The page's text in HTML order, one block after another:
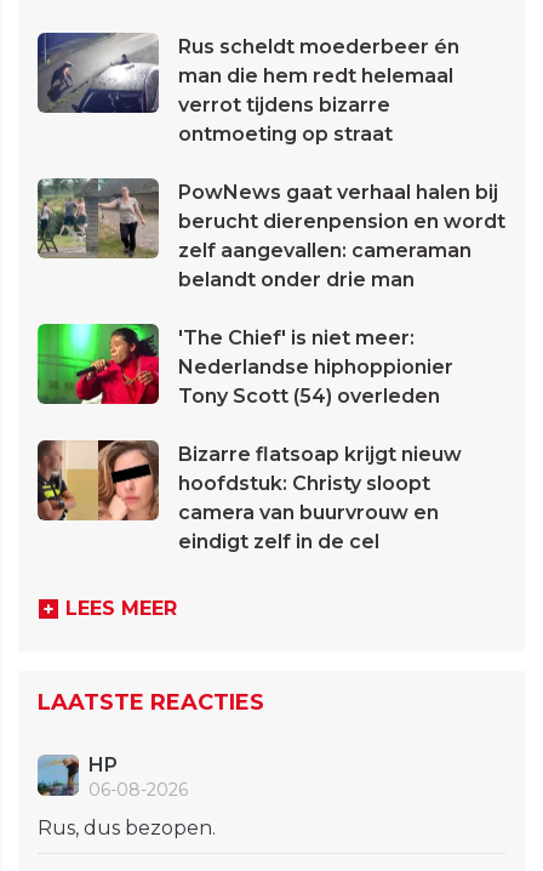
Rus scheldt moederbeer én
man die hem redt helemaal
verrot tijdens bizarre
ontmoeting op straat
PowNews gaat verhaal halen bij
berucht dierenpension en wordt
zelf aangevallen: cameraman
belandt onder drie man
'The Chief' is niet meer:
Nederlandse hiphoppionier
Tony Scott (54) overleden
Bizarre flatsoap krijgt nieuw
hoofdstuk: Christy sloopt
camera van buurvrouw en
eindigt zelf in de cel
LEES MEER
LAATSTE REACTIES
HP
06-08-2026
Rus, dus bezopen.